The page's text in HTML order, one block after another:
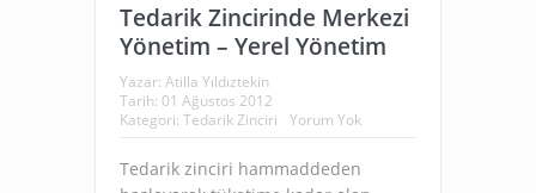
Tedarik Zincirinde Merkezi
Yönetim – Yerel Yönetim
Yazar: Atilla Yıldıztekin
Tarih: 01 Ağustos 2012
Kategori: Tedarik Zinciri Yorum Yok
Tedarik zinciri hammaddeden